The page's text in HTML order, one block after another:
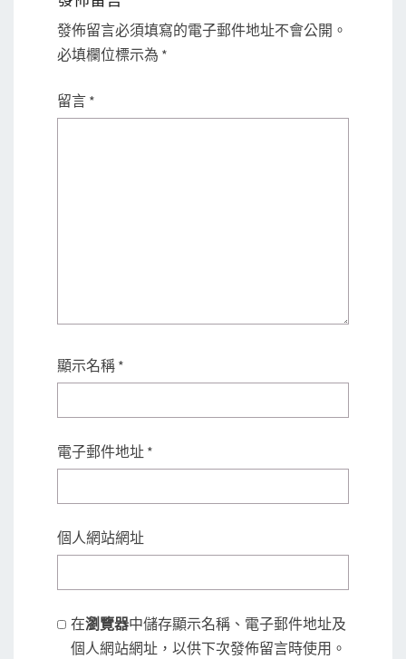
發佈留言必須填寫的電子郵件地址不會公開。
必填欄位標示為 *
留言 *
顯示名稱 *
電子郵件地址 *
個人網站網址
在瀏覽器中儲存顯示名稱、電子郵件地址及
個人網站網址，以供下次發佈留言時使用。